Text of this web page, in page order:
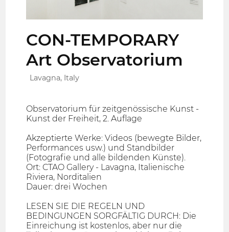
CON-TEMPORARY
Art Observatorium
Lavagna, Italy
Observatorium für zeitgenössische Kunst -
Kunst der Freiheit, 2. Auflage
Akzeptierte Werke: Videos (bewegte Bilder,
Performances usw.) und Standbilder
(Fotografie und alle bildenden Künste).
Ort: CTAO Gallery - Lavagna, Italienische
Riviera, Norditalien
Dauer: drei Wochen
LESEN SIE DIE REGELN UND
BEDINGUNGEN SORGFÄLTIG DURCH: Die
Einreichung ist kostenlos, aber nur die